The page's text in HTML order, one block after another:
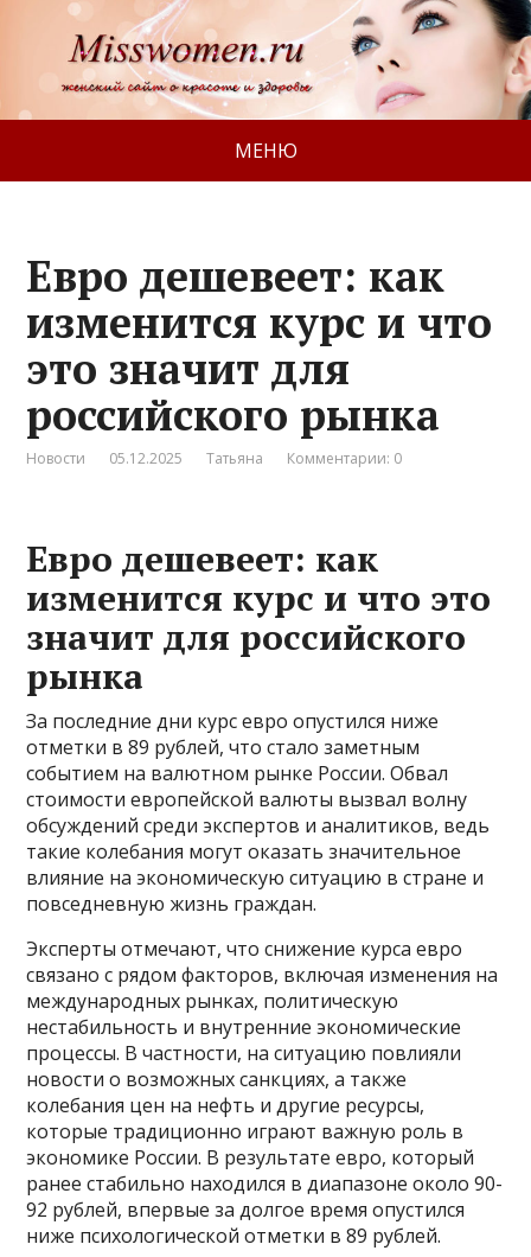
МЕНЮ
Евро дешевеет: как
изменится курс и что
это значит для
российского рынка
Новости 05.12.2025 Татьяна Комментарии: 0
Евро дешевеет: как
изменится курс и что это
значит для российского
рынка
За последние дни курс евро опустился ниже
отметки в 89 рублей, что стало заметным
событием на валютном рынке России. Обвал
стоимости европейской валюты вызвал волну
обсуждений среди экспертов и аналитиков, ведь
такие колебания могут оказать значительное
влияние на экономическую ситуацию в стране и
повседневную жизнь граждан.
Эксперты отмечают, что снижение курса евро
связано с рядом факторов, включая изменения на
международных рынках, политическую
нестабильность и внутренние экономические
процессы. В частности, на ситуацию повлияли
новости о возможных санкциях, а также
колебания цен на нефть и другие ресурсы,
которые традиционно играют важную роль в
экономике России. В результате евро, который
ранее стабильно находился в диапазоне около 90-
92 рублей, впервые за долгое время опустился
ниже психологической отметки в 89 рублей.